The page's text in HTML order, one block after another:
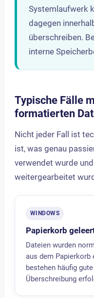
Systemlaufwerk
dagegen
überschreiben.
interne
Typische Fälle
formatierten
Nicht jeder Fall ist
ist, was genau
verwendet wurde
weitergearbeitet
WINDOWS
Papierkorb
Dateien wurden
aus dem Papierkorb
bestehen häufig
Überschreibung